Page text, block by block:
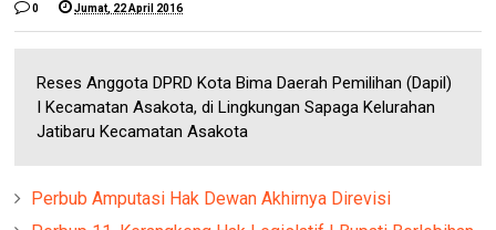
0 Jumat, 22 April 2016
Reses Anggota DPRD Kota Bima Daerah Pemilihan (Dapil)
I Kecamatan Asakota, di Lingkungan Sapaga Kelurahan
Jatibaru Kecamatan Asakota
Perbub Amputasi Hak Dewan Akhirnya Direvisi